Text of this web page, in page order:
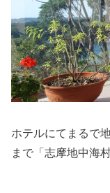
ホテルにてまるで
まで「志摩地中海